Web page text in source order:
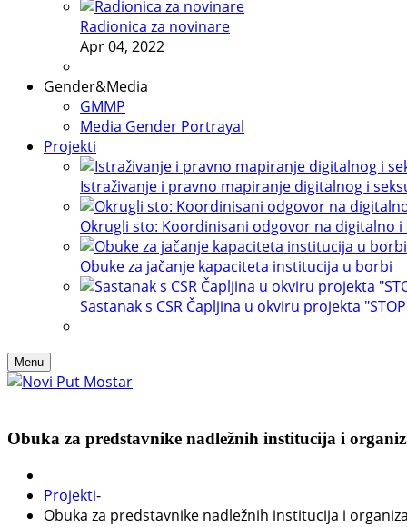
Radionica za novinare
Apr 04, 2022
Gender&Media
GMMP
Media Gender Portrayal
Projekti
Istraživanje i pravno mapiranje digitalnog i
Okrugli sto: Koordinisani odgovor na digitalno i
Obuke za jačanje kapaciteta institucija u borbi
Sastanak s CSR Čapljina u okviru projekta "STOP
Menu
Obuka za predstavnike nadležnih institucija i
Projekti-
Obuka za predstavnike nadležnih institucija i